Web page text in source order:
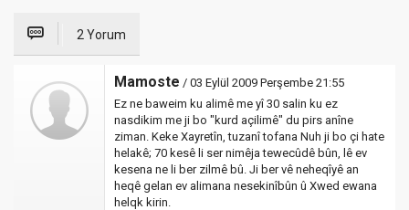
2 Yorum
Mamoste / 03 Eylül 2009 Perşembe 21:55
Ez ne baweim ku alimê me yî 30 salin ku ez
nasdikim me ji bo "kurd açilimê" du pirs anîne
ziman. Keke Xayretîn, tuzanî tofana Nuh ji bo çi hate
helakê; 70 kesê li ser nimêja tewecûdê bûn, lê ev
kesena ne li ber zilmê bû. Ji ber vê neheqîyê an
heqê gelan ev alimana nesekinîbûn û Xwed ewana
helqk kirin.